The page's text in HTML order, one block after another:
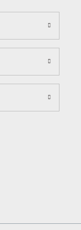
keyifli bir deneyime
kutusunu kullanarak
detaylı açıklamalar ve
hakkında tüm bilgilere
ulaştırmak için özenle
ekibimiz her zaman
canlı destek
memnuniyeti, en